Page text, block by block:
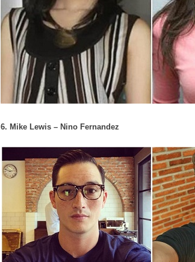
6. Mike Lewis – Nino Fernandez